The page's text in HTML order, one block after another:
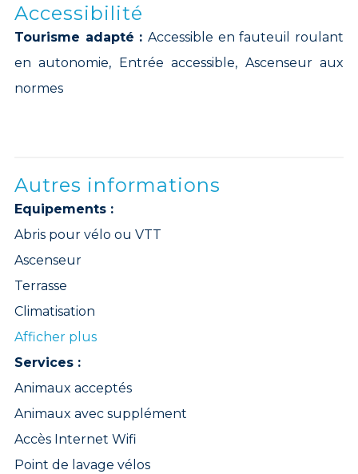
Accessibilité
Tourisme adapté : Accessible en fauteuil roulant
en autonomie, Entrée accessible, Ascenseur aux
normes
Autres informations
Equipements :
Abris pour vélo ou VTT
Ascenseur
Terrasse
Climatisation
Afficher plus
Services :
Animaux acceptés
Animaux avec supplément
Accès Internet Wifi
Point de lavage vélos